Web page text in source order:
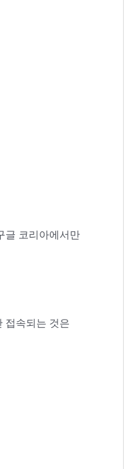
글 코리아에서만
접속되는 것은